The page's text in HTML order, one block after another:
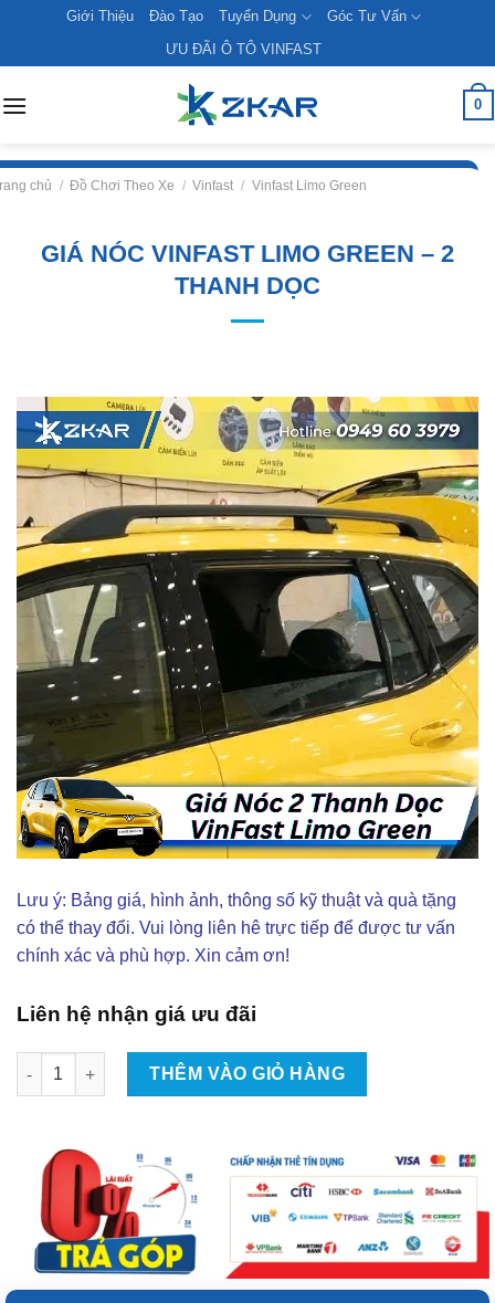
content
Giới Thiệu Đào Tạo Tuyển Dụng
Góc Tư Vấn
ƯU ĐÃI Ô TÔ VINFAST
0
chủ / Đồ Chơi Theo Xe / Vinfast / Vinfast Limo Green
GIÁ NÓC VINFAST LIMO GREEN – 2
THANH DỌC
Lưu ý: Bảng giá, hình ảnh, thông số kỹ thuật và quà tặng
có thể thay đổi. Vui lòng liên hê trực tiếp để được tư vấn
chính xác và phù hợp. Xin cảm ơn!
Liên hệ nhận giá ưu đãi
Giá Nóc VinFast Limo Green - 2 Thanh Dọc số lượng
THÊM VÀO GIỎ HÀNG